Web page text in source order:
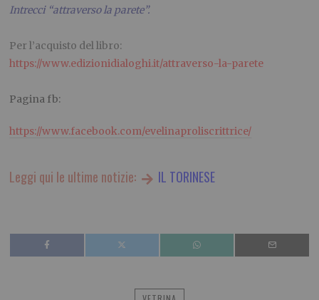
Intrecci “attraverso la parete”.
Per l’acquisto del libro:
https://www.edizionidialoghi.it/attraverso-la-parete
Pagina fb:
https://www.facebook.com/evelinaproliscrittrice/
Leggi qui le ultime notizie: IL TORINESE